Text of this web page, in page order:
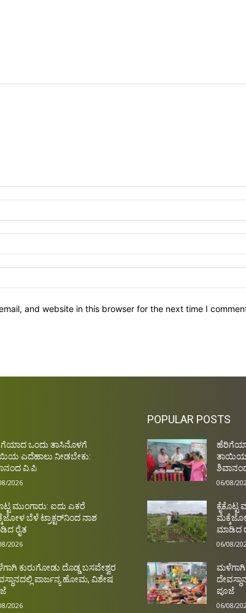
and website in this browser for the next time I
ಒಂದು ತಾಸಿನೊಳಗೆ
ಎದೆಹಾಲು ನೀಡಬೇಕು:
ವಿ.ಪಿ
2026
ಮುಂಗಾರು: ಐದು ಎಕರೆ
ಬೆಳೆ ಟ್ರಾಕ್ಟರ್‌ನಿಂದ ನಾಶ
ರೈತ
2026
ಕುರುಗೋಡು ದೊಡ್ಡ ಬಸವೇಶ್ವರ
ಪಾರ್ಜನ್ಯ ಹೋಮ, ವಿಶೇಷ
2026
POPULAR POSTS
ತಾಯಿಯ
06/08/
ಮಾಡಿದ
06/08/
ಮಳೆಗಾಗಿ
ಪೂಜೆ
06/08/